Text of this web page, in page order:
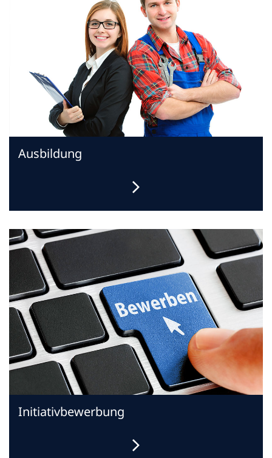
Ausbildung
Initiativbewerbung